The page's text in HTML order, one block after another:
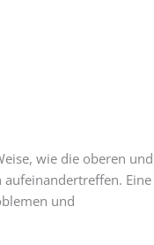
wie die oberen und
Eine
und